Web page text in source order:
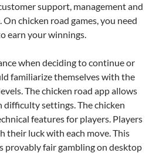
support, management and
chicken road games, you need
earn your winnings.
when deciding to continue or
familiarize themselves with the
The chicken road app allows
settings. The chicken
features for players. Players
their luck with each move. This
provably fair gambling on desktop